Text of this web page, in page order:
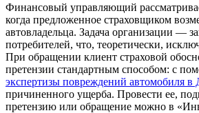
Финансовый управляющий
когда предложенное страховщиком
автовладельца. Задача организации —
потребителей, что, теоретически,
При обращении клиент страховой
претензии стандартным способом: с
экспертизы повреждений автомобиля
причиненного ущерба. Провести ее,
претензию или обращение можно в